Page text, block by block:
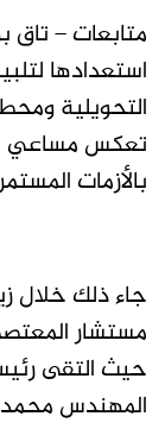
متابعات – تاق
استعدادها
التحويلية
تعكس مساعي
بالأزمات
جاء ذلك خلال
مستشار
حيث التقى
المهندس